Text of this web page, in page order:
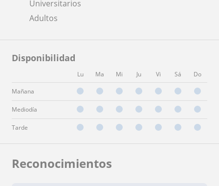
Universitarios
Adultos
Disponibilidad
Lu Ma Mi Ju Vi Sá Do
Mañana
Mediodía
Tarde
Reconocimientos